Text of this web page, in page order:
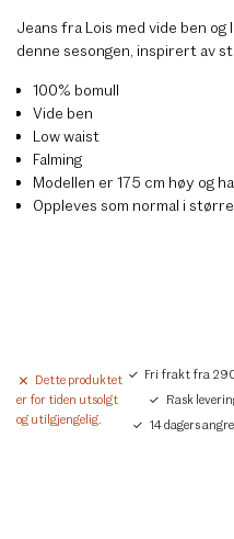
Jeans fra Lois med vide ben
denne sesongen, inspirert av
100% bomull
Vide ben
Low waist
Falming
Modellen er 175 cm høy og
Oppleves som normal i
Dette produktet
er for tiden utsolgt
og utilgjengelig.
Fri frakt fra
Rask
14 dagers